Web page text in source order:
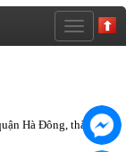
Hà Đông, thành